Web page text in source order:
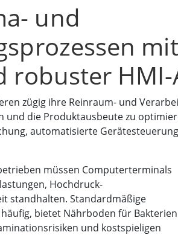
und
robuster
zügig ihre Reinraum- und
die Produktausbeute zu
automatisierte
müssen Computerterminals
Hochdruck-
standhalten. Standardmäßige
bietet Nährboden für Bakterien
und kostspieligen